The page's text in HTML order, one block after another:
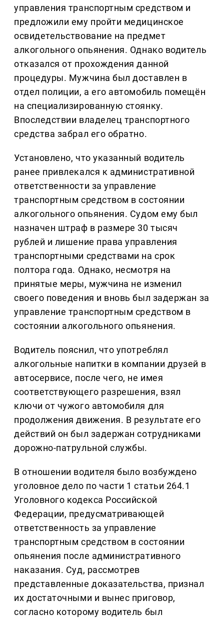
управления транспортным средством и
предложили ему пройти медицинское
освидетельствование на предмет
алкогольного опьянения. Однако водитель
отказался от прохождения данной
процедуры. Мужчина был доставлен в
отдел полиции, а его автомобиль помещён
на специализированную стоянку.
Впоследствии владелец транспортного
средства забрал его обратно.
Установлено, что указанный водитель
ранее привлекался к административной
ответственности за управление
транспортным средством в состоянии
алкогольного опьянения. Судом ему был
назначен штраф в размере 30 тысяч
рублей и лишение права управления
транспортными средствами на срок
полтора года. Однако, несмотря на
принятые меры, мужчина не изменил
своего поведения и вновь был задержан за
управление транспортным средством в
состоянии алкогольного опьянения.
Водитель пояснил, что употреблял
алкогольные напитки в компании друзей в
автосервисе, после чего, не имея
соответствующего разрешения, взял
ключи от чужого автомобиля для
продолжения движения. В результате его
действий он был задержан сотрудниками
дорожно-патрульной службы.
В отношении водителя было возбуждено
уголовное дело по части 1 статьи 264.1
Уголовного кодекса Российской
Федерации, предусматривающей
ответственность за управление
транспортным средством в состоянии
опьянения после административного
наказания. Суд, рассмотрев
представленные доказательства, признал
их достаточными и вынес приговор,
согласно которому водитель был